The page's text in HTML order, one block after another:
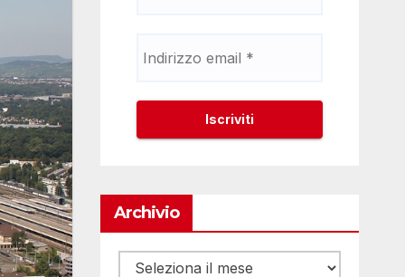
Archivio
Archivio